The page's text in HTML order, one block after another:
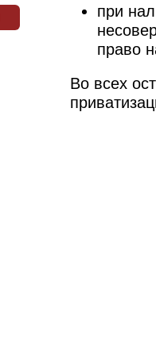
при
право
Во всех